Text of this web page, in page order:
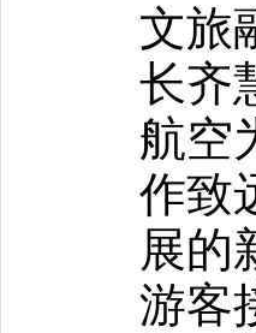
文旅
长齐
航空
作致
展的
游客